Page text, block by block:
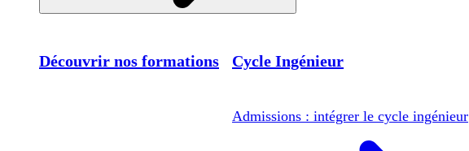
Découvrir nos formations Cycle Ingénieur
Admissions : intégrer le cycle ingénieur